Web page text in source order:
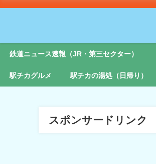
鉄道ニュース速報（JR・第三セクター）
駅チカグルメ 駅チカの湯処（日帰り）
スポンサードリンク